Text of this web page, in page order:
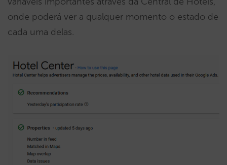
onde poderá ver a qualquer momento o estado de
cada uma delas.